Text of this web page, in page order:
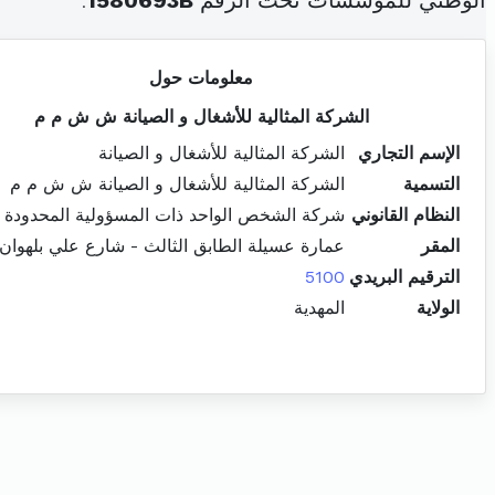
معلومات حول
الشركة المثالية للأشغال و الصيانة ش ش م م
الإسم التجاري
الشركة المثالية للأشغال و الصيانة
التسمية
الشركة المثالية للأشغال و الصيانة ش ش م م
النظام القانوني شركة الشخص الواحد ذات المسؤولية المحدودة
المقر
عمارة عسيلة الطابق الثالث - شارع علي بلهوان
الترقيم البريدي 5100
الولاية
المهدية